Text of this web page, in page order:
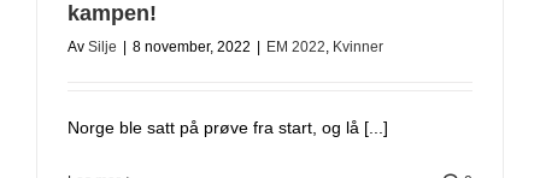
kampen!
Av Silje 8 november, 2022 EM 2022, Kvinner
Norge ble satt på prøve fra start, og lå [...]